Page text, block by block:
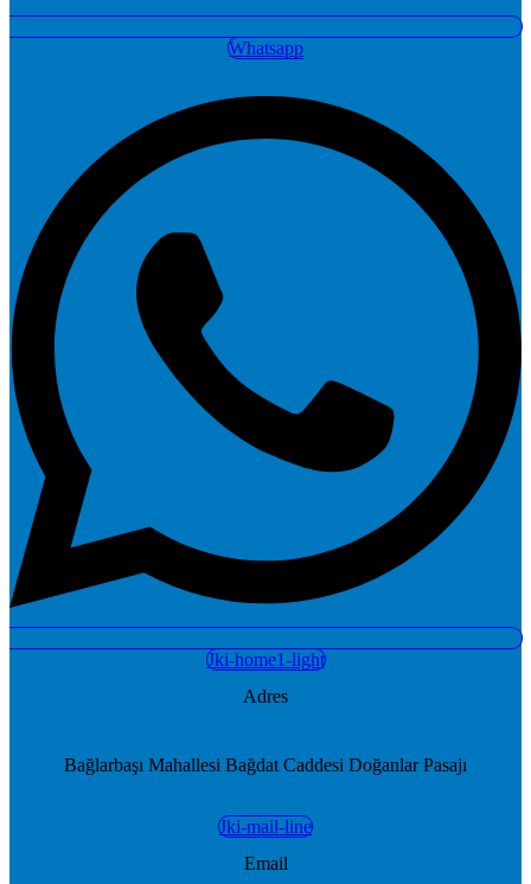
Whatsapp
Jki-home1-light
Adres
Bağlarbaşı Mahallesi Bağdat Caddesi Doğanlar Pasajı
Jki-mail-line
Email